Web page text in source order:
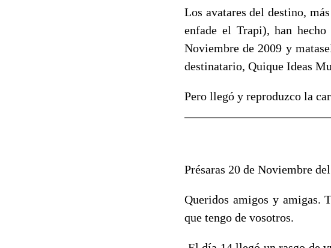
Los avatares del destino,
enfade el Trapi), han
Noviembre de 2009 y
destinatario, Quique Ideas
Pero llegó y reproduzco la
Présaras 20 de Noviembre
Queridos amigos y amigas.
que tengo de vosotros.